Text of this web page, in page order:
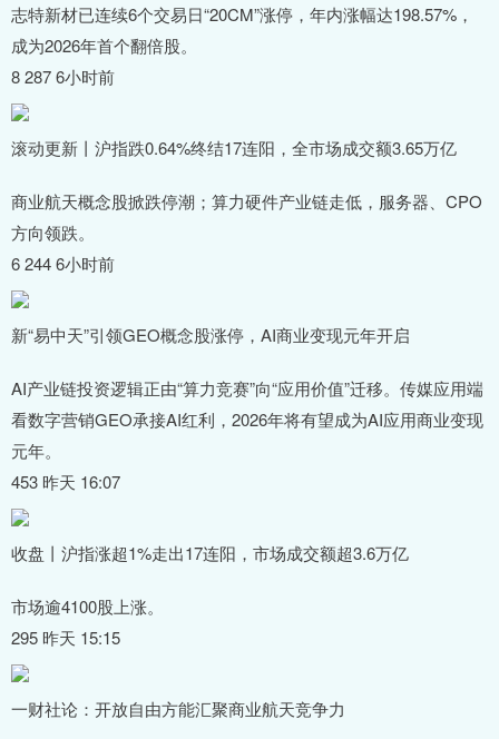
志特新材已连续6个交易日“20CM”涨停，年内涨幅达198.57%，
成为2026年首个翻倍股。
8 287 6小时前
滚动更新丨沪指跌0.64%终结17连阳，全市场成交额3.65万亿
商业航天概念股掀跌停潮；算力硬件产业链走低，服务器、CPO
方向领跌。
6 244 6小时前
新“易中天”引领GEO概念股涨停，AI商业变现元年开启
AI产业链投资逻辑正由“算力竞赛”向“应用价值”迁移。传媒应用端
看数字营销GEO承接AI红利，2026年将有望成为AI应用商业变现
元年。
453 昨天 16:07
收盘丨沪指涨超1%走出17连阳，市场成交额超3.6万亿
市场逾4100股上涨。
295 昨天 15:15
一财社论：开放自由方能汇聚商业航天竞争力